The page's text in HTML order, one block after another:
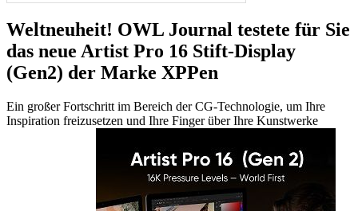
Weltneuheit! OWL Journal testete für Sie
das neue Artist Pro 16 Stift-Display
(Gen2) der Marke XPPen
Ein großer Fortschritt im Bereich der CG-Technologie, um Ihre
Inspiration freizusetzen und Ihre Finger über Ihre Kunstwerke